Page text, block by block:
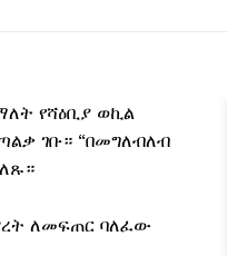
የሻዕቢያ ወኪል
ገቡ። “በመግለብለብ
ለመፍጠር ባለፈው